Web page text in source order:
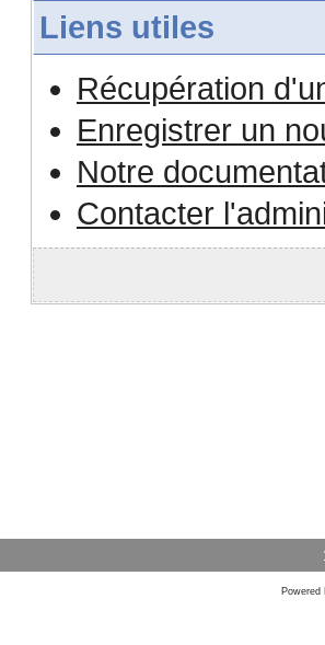
Liens utiles
Récupération
Enregistrer un
Notre
Contacter